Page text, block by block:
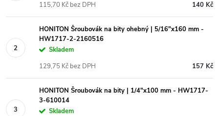
140 Kč
115,70 Kč bez DPH
HONITON Šroubovák na bity ohebný | 5/16"x160 mm -
HW1717-2-2160516
Skladem
157 Kč
129,75 Kč bez DPH
HONITON Šroubovák na bity | 1/4"x100 mm - HW1717-
3-610014
Skladem